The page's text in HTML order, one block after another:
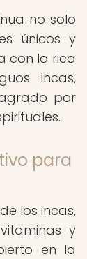
no solo
únicos y
con la rica
incas,
por
para
los incas,
y
en la